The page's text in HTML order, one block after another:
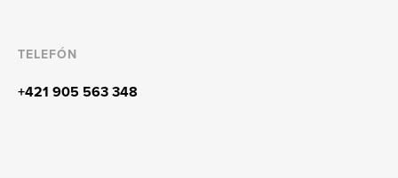
TELEFÓN
+421 905 563 348